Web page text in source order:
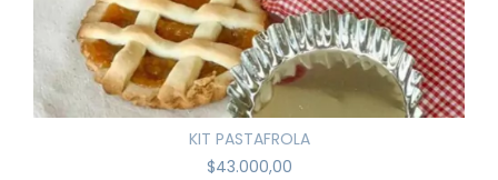
KIT PASTAFROLA
$43.000,00